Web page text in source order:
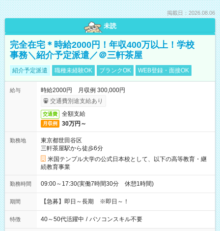
掲載日：2026.08.06
未読
完全在宅＊時給2000円！年収400万以上！学校
事務＼紹介予定派遣／＠三軒茶屋
紹介予定派遣 職種未経験OK ブランクOK WEB登録・面接OK
給与
時給2000円 月収例 300,000円
交通費別途支給あり
交通費 全額支給
月収例 30万円～
勤務地
東京都世田谷区
三軒茶屋駅から徒歩6分
米国テンプル大学の公式日本校として、以下の高等教育・継
続教育事業
勤務時間 09:00～17:30(実働7時間30分 休憩1時間)
期間 【急募】即日～長期 ※即日～！
特徴 40～50代活躍中 / パソコンスキル不要